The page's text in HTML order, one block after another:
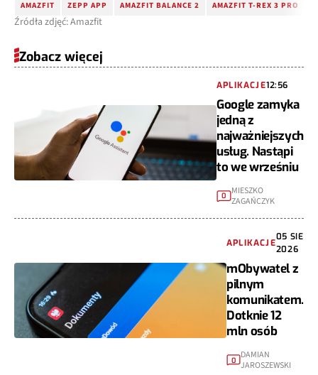
AMAZFIT ZEPP APP AMAZFIT BALANCE 2 AMAZFIT T-REX 3 PRO
Źródła zdjęć: Amazfit
Zobacz więcej
APLIKACJE12:56
Google zamyka
jedną z
najważniejszych
usług. Nastąpi
to we wrześniu
0
MIESZKO
ZAGAŃCZYK
APLIKACJE
05 SIE
2026
mObywatel z
pilnym
komunikatem.
Dotknie 12
mln osób
0
DAMIAN
JAROSZEWSKI